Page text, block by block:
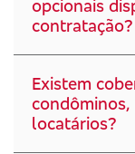
opcionais
contratação?
Existem
locatários?